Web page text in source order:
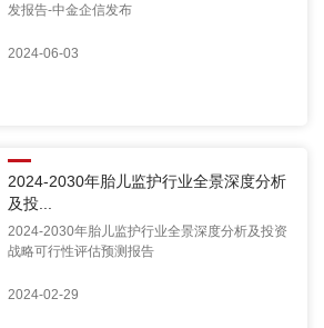
发报告-中金企信发布
2024-06-03
2024-2030年胎儿监护行业全景深度分析
及投...
2024-2030年胎儿监护行业全景深度分析及投资
战略可行性评估预测报告
2024-02-29